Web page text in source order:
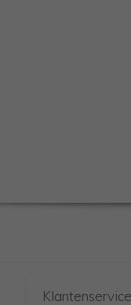
Klantenservice